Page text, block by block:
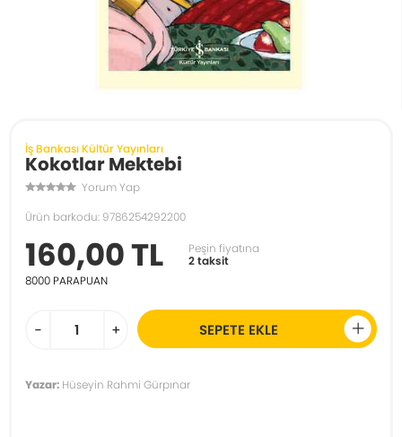
İş Bankası Kültür Yayınları
Kokotlar Mektebi
Yorum Yap
Ürün barkodu: 9786254292200
160,00 TL
Peşin fiyatına
2 taksit
8000 PARAPUAN
- + SEPETE EKLE
Yazar: Hüseyin Rahmi Gürpınar